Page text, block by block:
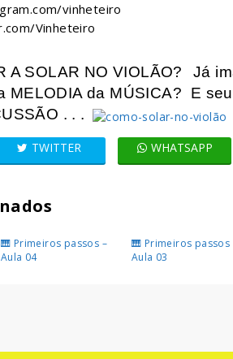
vinheteiro
Vinheteiro
A SOLAR NO VIOLÃO?
Já
MELODIA da MÚSICA? E
. . .
TWITTER WHATSAPP
🎹 Primeiros passos –
Aula 04
🎹 Primeiros passos
Aula 03